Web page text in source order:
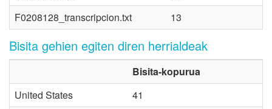
F0208128_transcripcion.txt
13
Bisita gehien egiten diren herrialdeak
Bisita-kopurua
United States
41